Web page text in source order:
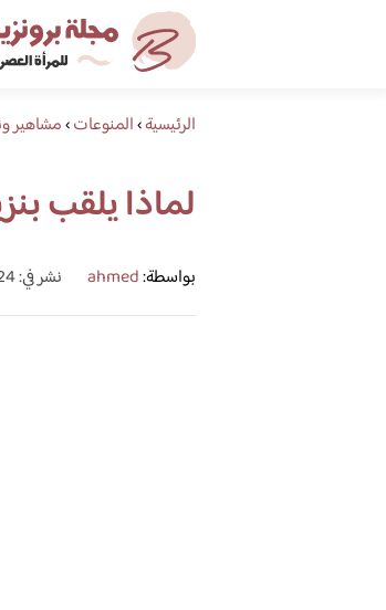
الرئيسية›المنوعات›مشاهير
لماذا يلقب
بواسطة:ahmed نشر في: 24 أبريل، 2022